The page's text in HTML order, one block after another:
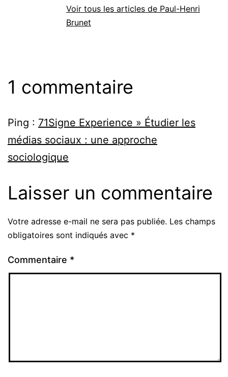
Voir tous les articles de Paul-Henri
Brunet
1 commentaire
Ping : 71Signe Experience » Étudier les
médias sociaux : une approche
sociologique
Laisser un commentaire
Votre adresse e-mail ne sera pas publiée. Les champs
obligatoires sont indiqués avec *
Commentaire *